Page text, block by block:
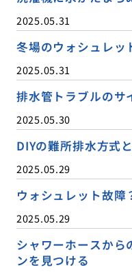
2025.05.31
冬場のウォシュレッ
2025.05.31
排水管トラブルのサ
2025.05.30
DIYの難所排水方式
2025.05.29
ウォシュレット故
2025.05.29
シャワーホースから
ンを見つける